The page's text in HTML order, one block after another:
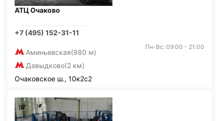
АТЦ Очаково
+7 (495) 152-31-11
Аминьевская(980 м)
Давыдково(2 км)
Пн-Вс: 09:00 - 21:00
Очаковское ш., 10к2с2